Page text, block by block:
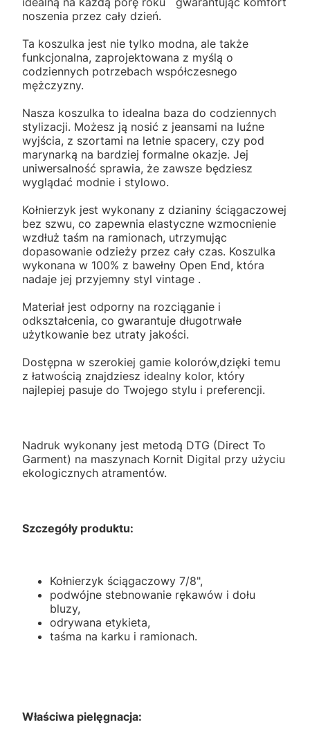
noszenia przez cały dzień.
Ta koszulka jest nie tylko modna, ale także
funkcjonalna, zaprojektowana z myślą o
codziennych potrzebach współczesnego
mężczyzny.
Nasza koszulka to idealna baza do codziennych
stylizacji. Możesz ją nosić z jeansami na luźne
wyjścia, z szortami na letnie spacery, czy pod
marynarką na bardziej formalne okazje. Jej
uniwersalność sprawia, że zawsze będziesz
wyglądać modnie i stylowo.
Kołnierzyk jest wykonany z dzianiny ściągaczowej
bez szwu, co zapewnia elastyczne wzmocnienie
wzdłuż taśm na ramionach, utrzymując
dopasowanie odzieży przez cały czas. Koszulka
wykonana w 100% z bawełny Open End, która
nadaje jej przyjemny styl vintage .
Materiał jest odporny na rozciąganie i
odkształcenia, co gwarantuje długotrwałe
użytkowanie bez utraty jakości.
Dostępna w szerokiej gamie kolorów,dzięki temu
z łatwością znajdziesz idealny kolor, który
najlepiej pasuje do Twojego stylu i preferencji.
Nadruk wykonany jest metodą DTG (Direct To
Garment) na maszynach Kornit Digital przy użyciu
ekologicznych atramentów.
Szczegóły produktu:
Kołnierzyk ściągaczowy 7/8",
podwójne stebnowanie rękawów i dołu
bluzy,
odrywana etykieta,
taśma na karku i ramionach.
Właściwa pielęgnacja: